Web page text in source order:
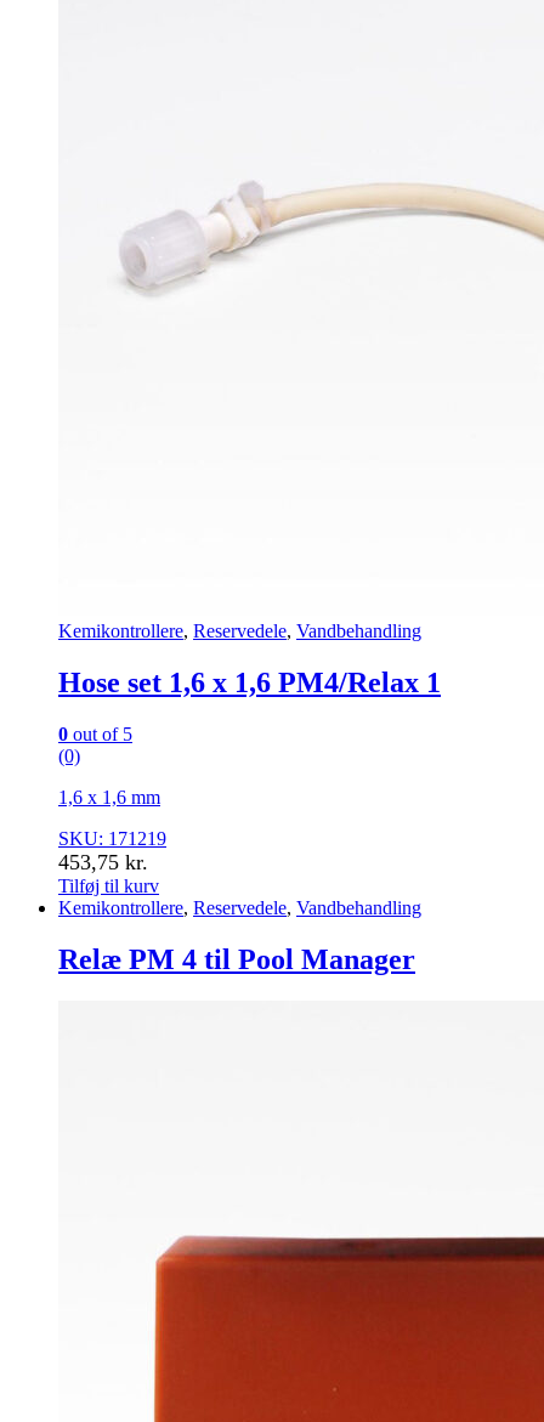
Kemikontrollere, Reservedele, Vandbehandling
Hose set 1,6 x 1,6 PM4/Relax 1
0 out of 5
(0)
1,6 x 1,6 mm
SKU: 171219
453,75 kr.
Tilføj til kurv
Kemikontrollere, Reservedele, Vandbehandling
Relæ PM 4 til Pool Manager